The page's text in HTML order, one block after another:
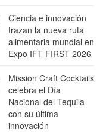
Ciencia e innovación
trazan la nueva ruta
alimentaria mundial en
Expo IFT FIRST 2026
Mission Craft Cocktails
celebra el Día
Nacional del Tequila
con su última
innovación